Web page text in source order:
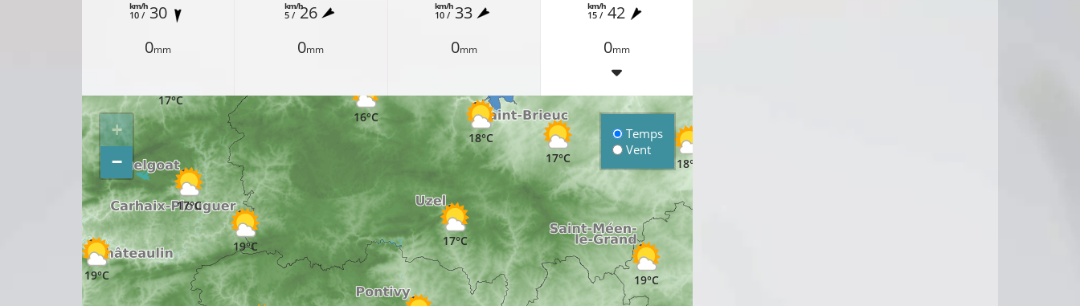
10 /
km/h 30
0mm
5 /
km/h26
0mm
10 /
km/h 33
0mm
15 /
km/h42
0mm
19°C
19°C
17°C
17°C
18°C
16°C
17°C
18°C
17°C
19°C
+
−
Temps
Vent